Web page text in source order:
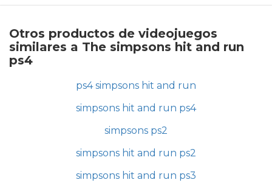
Otros productos de videojuegos
similares a The simpsons hit and run
ps4
ps4 simpsons hit and run
simpsons hit and run ps4
simpsons ps2
simpsons hit and run ps2
simpsons hit and run ps3